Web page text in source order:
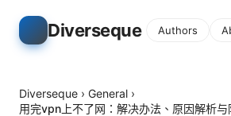
Diverseque Authors
Diverseque › General ›
用完vpn上不了网：解决办法、原因解析